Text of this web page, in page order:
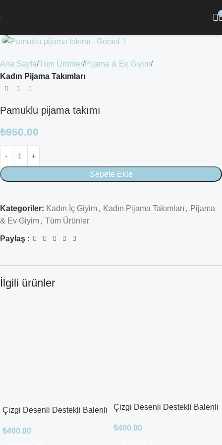
Ana Sayfa Tüm Ürünler Pijama & Ev Giyim
Kadın Pijama Takımları
Pamuklu pijama takımı
₺950.00
Sepete Ekle
Kategoriler: Kadın İç Giyim, Kadın Pijama Takımları , Pijama
& Ev Giyim, Tüm Ürünler
Paylaş :
İlgili ürünler
Çizgi Desenli Destekli Balenli
₺400.00
Çizgi Desenli Destekli Balenli
₺400.00